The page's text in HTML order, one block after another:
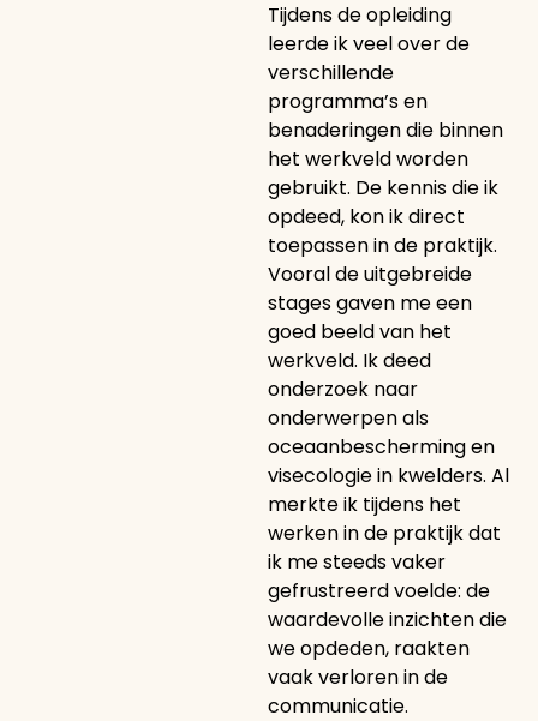
Tijdens de opleiding
leerde ik veel over de
verschillende
programma’s en
benaderingen die binnen
het werkveld worden
gebruikt. De kennis die ik
opdeed, kon ik direct
toepassen in de praktijk.
Vooral de uitgebreide
stages gaven me een
goed beeld van het
werkveld. Ik deed
onderzoek naar
onderwerpen als
oceaanbescherming en
visecologie in kwelders. Al
merkte ik tijdens het
werken in de praktijk dat
ik me steeds vaker
gefrustreerd voelde: de
waardevolle inzichten die
we opdeden, raakten
vaak verloren in de
communicatie.